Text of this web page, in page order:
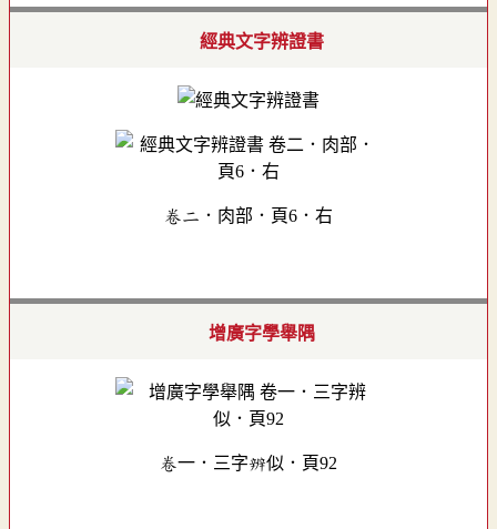
經典文字辨證書
卷二．肉部．頁6．右
增廣字學舉隅
卷一．三字辨似．頁92